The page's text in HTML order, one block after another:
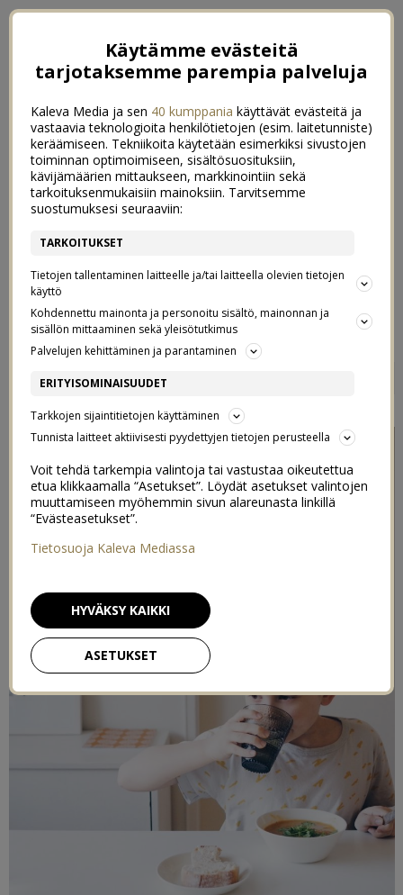
ORANSSI LINSSIKEITTO
Käytämme evästeitä
tarjotaksemme parempia palveluja
Kaleva Media ja sen 40 kumppania käyttävät evästeitä ja
vastaavia teknologioita henkilötietojen (esim. laitetunniste)
keräämiseen. Tekniikoita käytetään esimerkiksi sivustojen
toiminnan optimoimiseen, sisältösuosituksiin,
kävijämäärien mittaukseen, markkinointiin sekä
tarkoituksenmukaisiin mainoksiin. Tarvitsemme
suostumuksesi seuraaviin:
TARKOITUKSET
Tietojen tallentaminen laitteelle ja/tai laitteella olevien tietojen
käyttö
Kohdennettu mainonta ja personoitu sisältö, mainonnan ja
sisällön mittaaminen sekä yleisötutkimus
Palvelujen kehittäminen ja parantaminen
ERITYISOMINAISUUDET
Tarkkojen sijaintitietojen käyttäminen
Tunnista laitteet aktiivisesti pyydettyjen tietojen perusteella
Voit tehdä tarkempia valintoja tai vastustaa oikeutettua
etua klikkaamalla “Asetukset”. Löydät asetukset valintojen
muuttamiseen myöhemmin sivun alareunasta linkillä
“Evästeasetukset”.
Tietosuoja Kaleva Mediassa
ASETUKSET
HYVÄKSY KAIKKI